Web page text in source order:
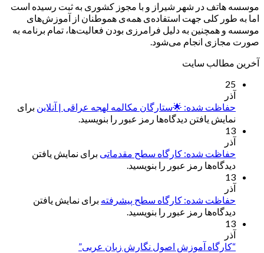
موسسه هاتف در شهر شیراز و با مجوز کشوری به ثبت رسیده است
اما به طور کلی جهت استفاده‌ی همه‌ی هموطنان از آموزش‌های
موسسه و همچنین به دلیل فرامرزی بودن فعالیت‌ها، تمام برنامه به
صورت مجازی انجام می‌شود.
آخرین مطالب سایت
25
آذر
حفاظت شده: 🌟ستارگان مکالمه لهجه عراقی | آنلاین برای
نمایش یافتن دیدگاه‌ها رمز عبور را بنویسید.
13
آذر
حفاظت شده: کارگاه سطح مقدماتی برای نمایش یافتن
دیدگاه‌ها رمز عبور را بنویسید.
13
آذر
حفاظت شده: کارگاه سطح پیشرفته برای نمایش یافتن
دیدگاه‌ها رمز عبور را بنویسید.
13
آذر
“کارگاه آموزش اصول نگارش زبان عربی”